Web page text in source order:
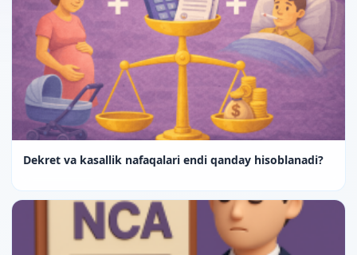
Dekret va kasallik nafaqalari endi qanday hisoblanadi?